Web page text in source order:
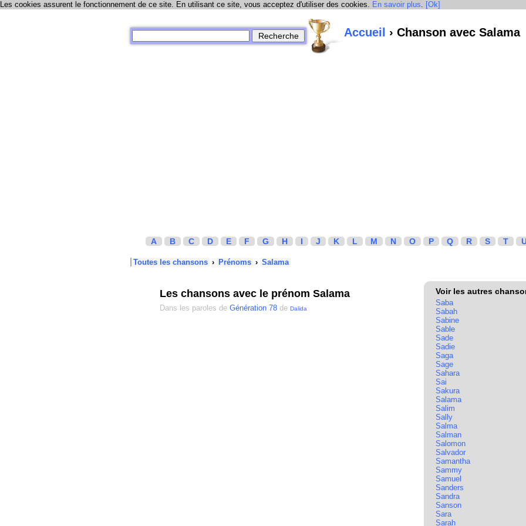
Les cookies assurent le fonctionnement de ce site. En utilisant ce site, vous acceptez d'utiliser des cookies. En savoir plus. [Ok]
Accueil › Chanson avec Salama
A B C D E F G H I J K L M N O P Q R S T
Toutes les chansons › Prénoms › Salama
Les chansons avec le prénom Salama
Dans les paroles de Génération 78 de Dalida
Voir les autres
Saba
Sabah
Sabine
Sable
Sade
Sadie
Saga
Sage
Sahara
Sai
Sakura
Salama
Salim
Sally
Salma
Salman
Salomon
Salvador
Samantha
Sammy
Samuel
Sanders
Sandra
Sanson
Sara
Sarah